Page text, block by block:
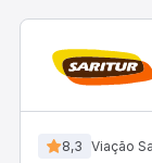
8,3 Viação